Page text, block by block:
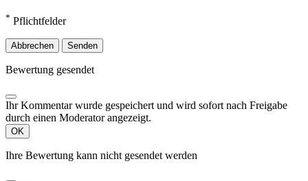
* Pflichtfelder
Abbrechen Senden
Bewertung gesendet
Ihr Kommentar wurde gespeichert und wird sofort nach Freigabe
durch einen Moderator angezeigt.
OK
Ihre Bewertung kann nicht gesendet werden